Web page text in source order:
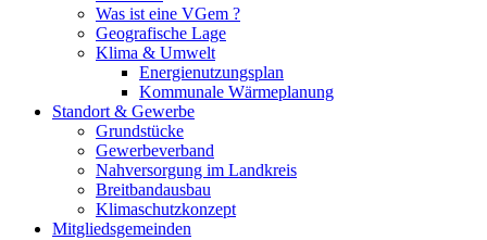
Was ist eine VGem ?
Geografische Lage
Klima & Umwelt
Energienutzungsplan
Kommunale Wärmeplanung
Standort & Gewerbe
Grundstücke
Gewerbeverband
Nahversorgung im Landkreis
Breitbandausbau
Klimaschutzkonzept
Mitgliedsgemeinden